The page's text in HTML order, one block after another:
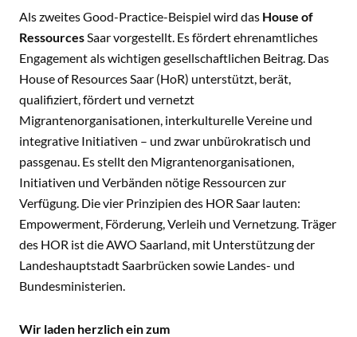
Als zweites Good-Practice-Beispiel wird das House of
RessourcesSaar vorgestellt. Es fördert ehrenamtliches
Engagement als wichtigen gesellschaftlichen Beitrag. Das
House of Resources Saar (HoR) unterstützt, berät,
qualifiziert, fördert und vernetzt
Migrantenorganisationen, interkulturelle Vereine und
integrative Initiativen – und zwar unbürokratisch und
passgenau. Es stellt den Migrantenorganisationen,
Initiativen und Verbänden nötige Ressourcen zur
Verfügung. Die vier Prinzipien des HOR Saar lauten:
Empowerment, Förderung, Verleih und Vernetzung. Träger
des HOR ist die AWO Saarland, mit Unterstützung der
Landeshauptstadt Saarbrücken sowie Landes- und
Bundesministerien.
Wir laden herzlich ein zum